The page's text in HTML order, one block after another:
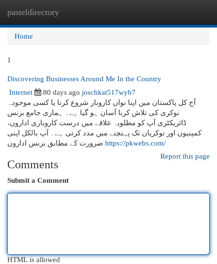
pasteldirectory
Home
1
Discovering Businesses Around Me In the Country
Internet
80 days ago joschkat517wyb7
آج کل پاکستان میں اپنا نواں کاروبار شروع کرنا یا کسی موجودہ
نوکری کی تلاش کرنا آسان ہو گیا ہے۔ ہماری جامع بزنس
ڈائریکٹری آپ کو مطلوبہ علاقے میں درست کاروباری اداروں،
کمپنیوں اور نوکریاں تک پہنچنے میں مدد کرتی ہے۔ آپ بالکل اپنی
https://pkwebs.com/
Report this page
Comments
Submit a Comment
HTML is allowed